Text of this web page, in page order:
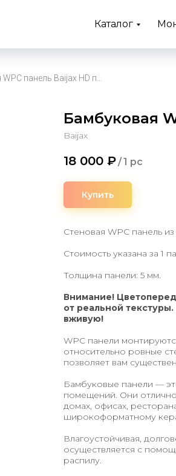
Каталог
Бамбуковая
Baijax
18 000 ₽/1 pc
Купить
Стеновая WPC панель
Стоимость указана за 1
Толщина панели: 5 мм.
Внимание!
от реальной
вживую!
WPC панели
относительно ровные
позволяет вам
Бамбуковые панели —
помещений. Они отлично
домах, офисах,
широкоформатному
Влагоустойчивая,
осуществляется с
распилу.